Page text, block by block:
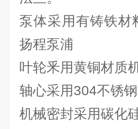
泵体采用有铸铁材
扬程泵浦
叶轮釆用黄铜材质
轴心采用304不锈
机械密封采用碳化